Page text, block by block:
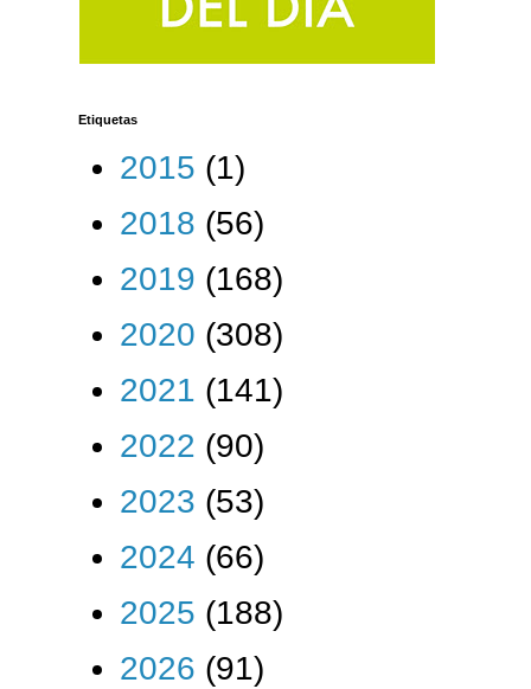
Etiquetas
2015 (1)
2018 (56)
2019 (168)
2020 (308)
2021 (141)
2022 (90)
2023 (53)
2024 (66)
2025 (188)
2026 (91)